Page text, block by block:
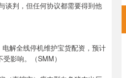
谈判，但任何协议都需要得到他
解全线停机维护宝货配资，预计
影响。（SMM）